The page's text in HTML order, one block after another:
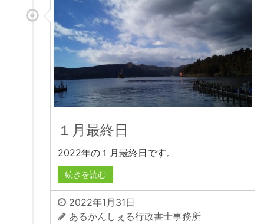
１月最終日
2022年の１月最終日です。
続きを読む
2022年1月31日
あるかんしぇる行政書士事務所